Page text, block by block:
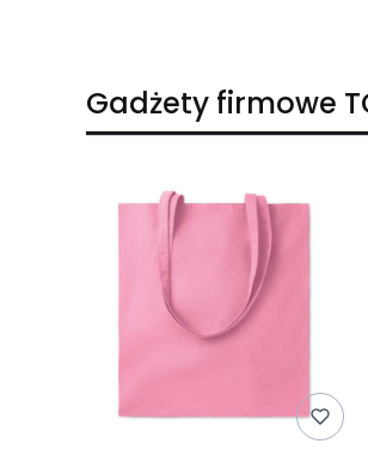
Gadżety firmowe